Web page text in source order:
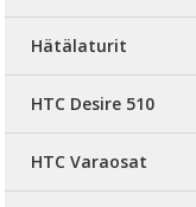
Hätälaturit
HTC Desire 510
HTC Varaosat